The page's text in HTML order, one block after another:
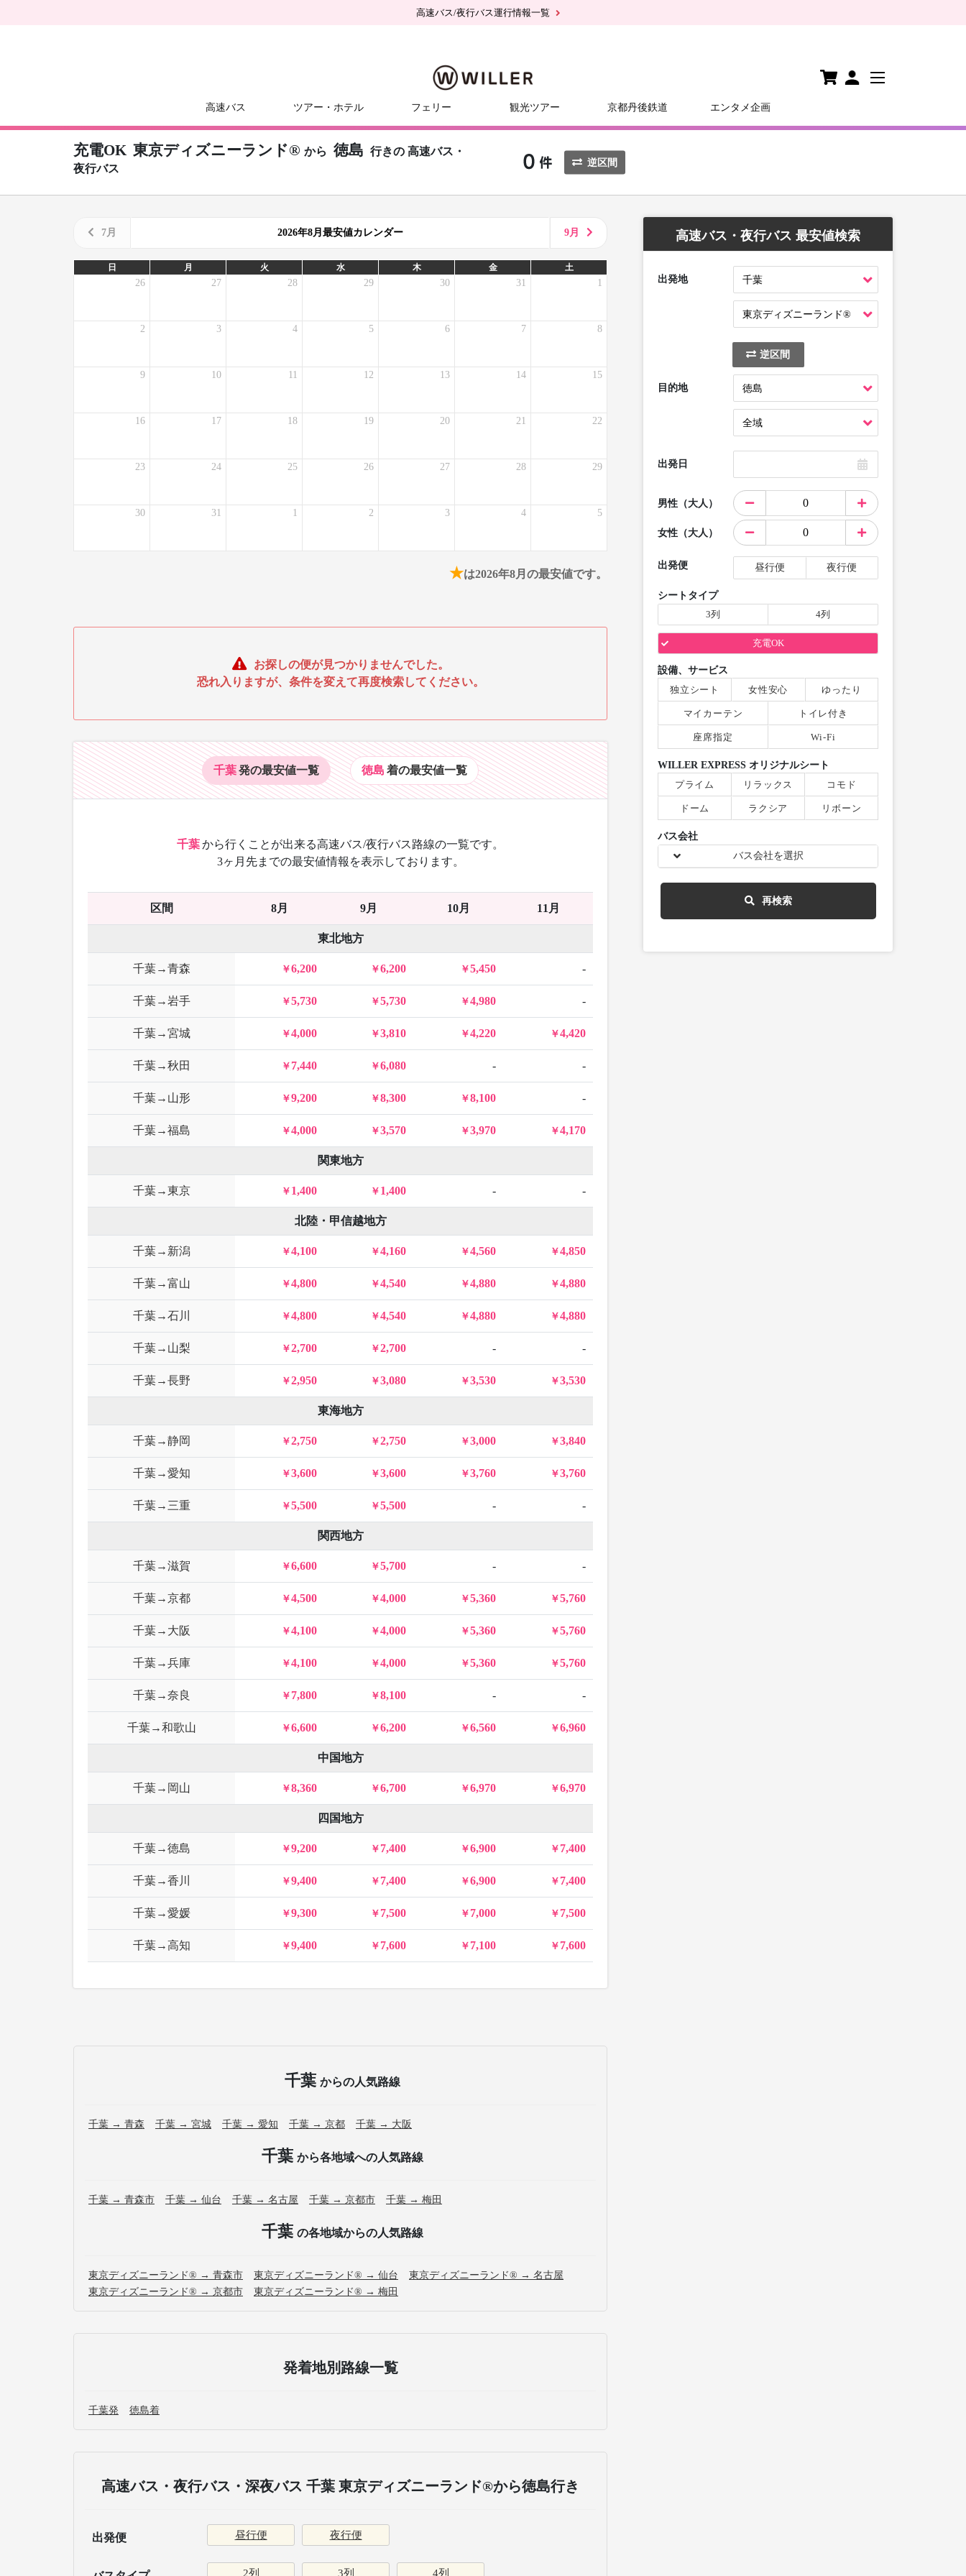
高速バス/夜行バス運行情報一覧
高速バス ツアー・ホテル フェリー 観光ツアー 京都丹後鉄道 エンタメ企画
充電OK 東京ディズニーランド® から 徳島 行きの 高速バス・
夜行バス
逆区間
7月 2026年8月最安値カレンダー 9月
日 月 火 水 木 金 土
26 27 28 29 30 31 1
2 3 4 5 6 7 8
9 10 11 12 13 14 15
16 17 18 19 20 21 22
23 24 25 26 27 28 29
30 31 1 2 3 4 5
★は2026年8月の最安値です。
お探しの便が見つかりませんでした。
恐れ入りますが、条件を変えて再度検索してください。
千葉発の最安値一覧 徳島 着の最安値一覧
千葉から行くことが出来る高速バス/夜行バス路線の一覧です。
3ヶ月先までの最安値情報を表示しております。
区間 8月 9月 10月 11月
東北地方
千葉→青森 6,200 6,200 5,450 -
千葉→岩手 5,730 5,730 4,980 -
千葉→宮城 4,000 3,810 4,220 4,420
千葉→秋田 7,440 6,080 - -
千葉→山形 9,200 8,300 8,100 -
千葉→福島 4,000 3,570 3,970 4,170
関東地方
千葉→東京 1,400 1,400 - -
北陸・甲信越地方
千葉→新潟 4,100 4,160 4,560 4,850
千葉→富山 4,800 4,540 4,880 4,880
千葉→石川 4,800 4,540 4,880 4,880
千葉→山梨 2,700 2,700 - -
千葉→長野 2,950 3,080 3,530 3,530
東海地方
千葉→静岡 2,750 2,750 3,000 3,840
千葉→愛知 3,600 3,600 3,760 3,760
千葉→三重 5,500 5,500 - -
関西地方
千葉→滋賀 6,600 5,700 - -
千葉→京都 4,500 4,000 5,360 5,760
千葉→大阪 4,100 4,000 5,360 5,760
千葉→兵庫 4,100 4,000 5,360 5,760
千葉→奈良 7,800 8,100 - -
千葉→和歌山 6,600 6,200 6,560 6,960
中国地方
千葉→岡山 8,360 6,700 6,970 6,970
四国地方
千葉→徳島 9,200 7,400 6,900 7,400
千葉→香川 9,400 7,400 6,900 7,400
千葉→愛媛 9,300 7,500 7,000 7,500
千葉→高知 9,400 7,600 7,100 7,600
千葉 からの人気路線
千葉 → 青森 千葉 → 宮城 千葉 → 愛知 千葉 → 京都 千葉 → 大阪
千葉 から各地域への人気路線
千葉 → 青森市 千葉 → 仙台 千葉 → 名古屋 千葉 → 京都市 千葉 → 梅田
千葉 の各地域からの人気路線
東京ディズニーランド® → 青森市 東京ディズニーランド® → 仙台
東京ディズニーランド® → 名古屋
東京ディズニーランド® → 京都市
東京ディズニーランド® → 梅田
発着地別路線一覧
千葉発 徳島着
高速バス・夜行バス・深夜バス 千葉 東京ディズニーランド®から徳島行き
出発便 昼行便 夜行便
2列 3列 4列
高速バス・夜行バス 最安値検索
出発地
逆区間
目的地
出発日
男性（大人）
女性（大人）
出発便 昼行便 夜行便
シートタイプ
3列
4列
充電OK
設備、サービス
独立シート
女性安心 ゆったり
マイカーテン トイレ付き
座席指定 Wi-Fi
WILLER EXPRESS オリジナルシート
プライム
リラックス コモド
ドーム ラクシア リボーン
バス会社
バス会社を選択
再検索